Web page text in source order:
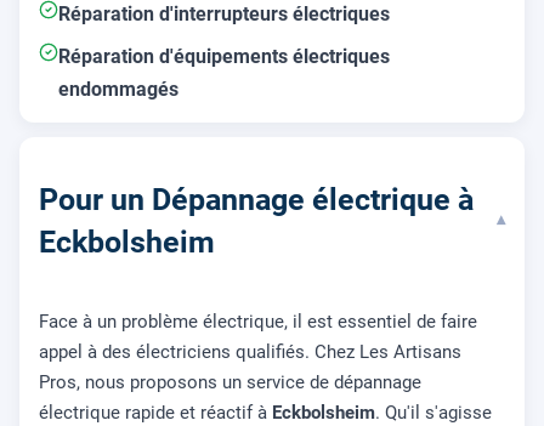
Réparation d'interrupteurs électriques
Réparation d'équipements électriques
endommagés
Pour un Dépannage électrique à
Eckbolsheim
▾
Face à un problème électrique, il est essentiel de faire
appel à des électriciens qualifiés. Chez Les Artisans
Pros, nous proposons un service de dépannage
électrique rapide et réactif à Eckbolsheim. Qu'il s'agisse